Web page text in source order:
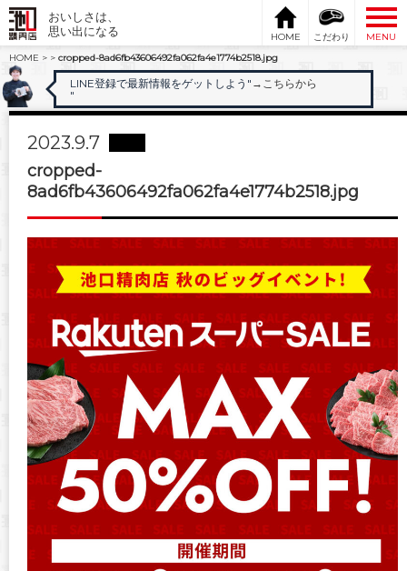
おいしさは、
思い出になる
HOME こだわり
MENU
HOME > > cropped-8ad6fb43606492fa062fa4e1774b2518.jpg
LINE登録で最新情報をゲットしよう" →こちらから
"
2023.9.7
cropped-
8ad6fb43606492fa062fa4e1774b2518.jpg